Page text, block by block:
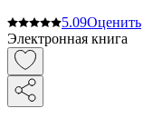
5.09Оценить
Электронная книга